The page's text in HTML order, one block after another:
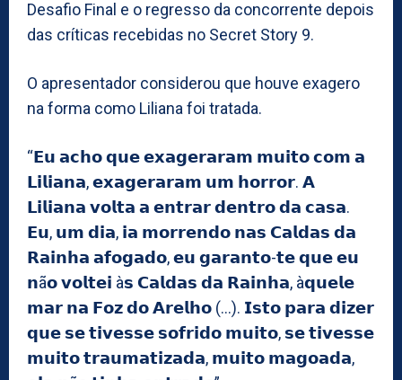
Desafio Final e o regresso da concorrente depois
das críticas recebidas no Secret Story 9.
O apresentador considerou que houve exagero
na forma como Liliana foi tratada.
“𝗘𝘂 𝗮𝗰𝗵𝗼 𝗾𝘂𝗲 𝗲𝘅𝗮𝗴𝗲𝗿𝗮𝗿𝗮𝗺 𝗺𝘂𝗶𝘁𝗼 𝗰𝗼𝗺 𝗮
𝗟𝗶𝗹𝗶𝗮𝗻𝗮, 𝗲𝘅𝗮𝗴𝗲𝗿𝗮𝗿𝗮𝗺 𝘂𝗺 𝗵𝗼𝗿𝗿𝗼𝗿. 𝗔
𝗟𝗶𝗹𝗶𝗮𝗻𝗮 𝘃𝗼𝗹𝘁𝗮 𝗮 𝗲𝗻𝘁𝗿𝗮𝗿 𝗱𝗲𝗻𝘁𝗿𝗼 𝗱𝗮 𝗰𝗮𝘀𝗮.
𝗘𝘂, 𝘂𝗺 𝗱𝗶𝗮, 𝗶𝗮 𝗺𝗼𝗿𝗿𝗲𝗻𝗱𝗼 𝗻𝗮𝘀 𝗖𝗮𝗹𝗱𝗮𝘀 𝗱𝗮
𝗥𝗮𝗶𝗻𝗵𝗮 𝗮𝗳𝗼𝗴𝗮𝗱𝗼, 𝗲𝘂 𝗴𝗮𝗿𝗮𝗻𝘁𝗼-𝘁𝗲 𝗾𝘂𝗲 𝗲𝘂
𝗻ã𝗼 𝘃𝗼𝗹𝘁𝗲𝗶 à𝘀 𝗖𝗮𝗹𝗱𝗮𝘀 𝗱𝗮 𝗥𝗮𝗶𝗻𝗵𝗮, à𝗾𝘂𝗲𝗹𝗲
𝗺𝗮𝗿 𝗻𝗮 𝗙𝗼𝘇 𝗱𝗼 𝗔𝗿𝗲𝗹𝗵𝗼 (…). 𝗜𝘀𝘁𝗼 𝗽𝗮𝗿𝗮 𝗱𝗶𝘇𝗲𝗿
𝗾𝘂𝗲 𝘀𝗲 𝘁𝗶𝘃𝗲𝘀𝘀𝗲 𝘀𝗼𝗳𝗿𝗶𝗱𝗼 𝗺𝘂𝗶𝘁𝗼, 𝘀𝗲 𝘁𝗶𝘃𝗲𝘀𝘀𝗲
𝗺𝘂𝗶𝘁𝗼 𝘁𝗿𝗮𝘂𝗺𝗮𝘁𝗶𝘇𝗮𝗱𝗮, 𝗺𝘂𝗶𝘁𝗼 𝗺𝗮𝗴𝗼𝗮𝗱𝗮,